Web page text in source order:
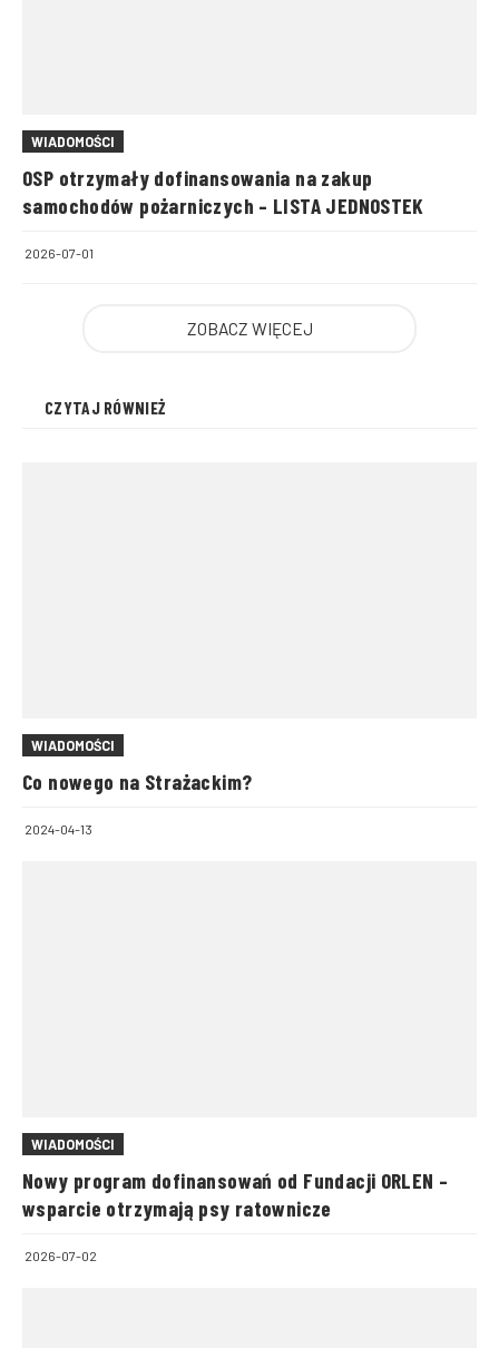
WIADOMOŚCI
OSP otrzymały dofinansowania na zakup
samochodów pożarniczych – LISTA JEDNOSTEK
2026-07-01
ZOBACZ WIĘCEJ
CZYTAJ RÓWNIEŻ
WIADOMOŚCI
Co nowego na Strażackim?
2024-04-13
WIADOMOŚCI
Nowy program dofinansowań od Fundacji ORLEN –
wsparcie otrzymają psy ratownicze
2026-07-02